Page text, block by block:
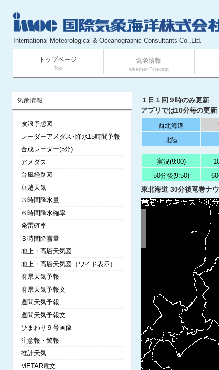
International Meteorological & Oceanographic Consultants Co.,Ltd.
トップページ
Top
気象情報
Weather Forecast
１日１回９時のみ更新
アプリでは10分毎の更新
西北海道
北陸
実況(9:00)
50分後(9:50)
東北海道 30分後竜巻ナ
気象情報
波浪予想図
レーダーアメダス･降水15時間予報
合成レーダー(5分)
アメダス
台風経路図
卓越天気
３時間降水量
６時間降水確率
発雷確率
３時間降雪量
地上・高層天気図
地上・高層天気図（ワイド表示）
府県天気予報
府県天気予報文
週間天気予報
週間天気予報文
ひまわり９号画像
注意報・警報
推計天気
METAR電文